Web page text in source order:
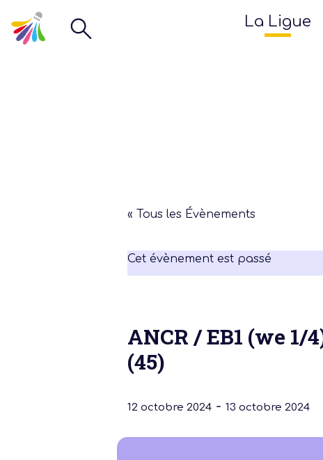
La Ligue
« Tous les Évènements
Cet évènement est passé
ANCR / EB1 (we 1/
(45)
12 octobre 2024 - 13 octobre 2024